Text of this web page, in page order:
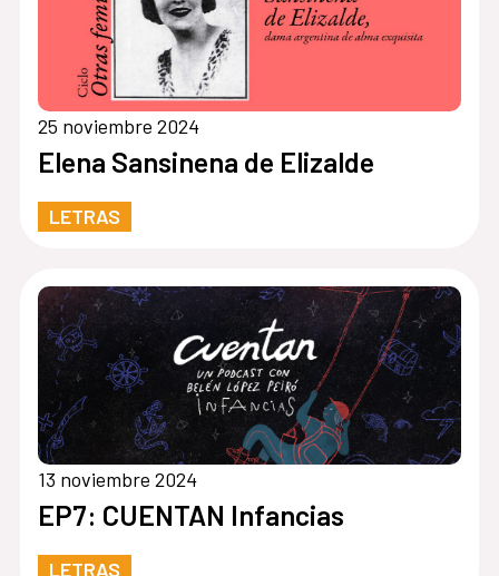
25 noviembre 2024
Elena Sansinena de Elizalde
LETRAS
13 noviembre 2024
EP7: CUENTAN Infancias
LETRAS